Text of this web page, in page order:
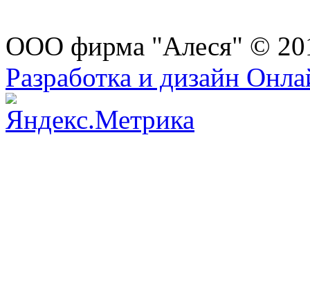
ООО фирма "Алеся" ©
Разработка и дизайн